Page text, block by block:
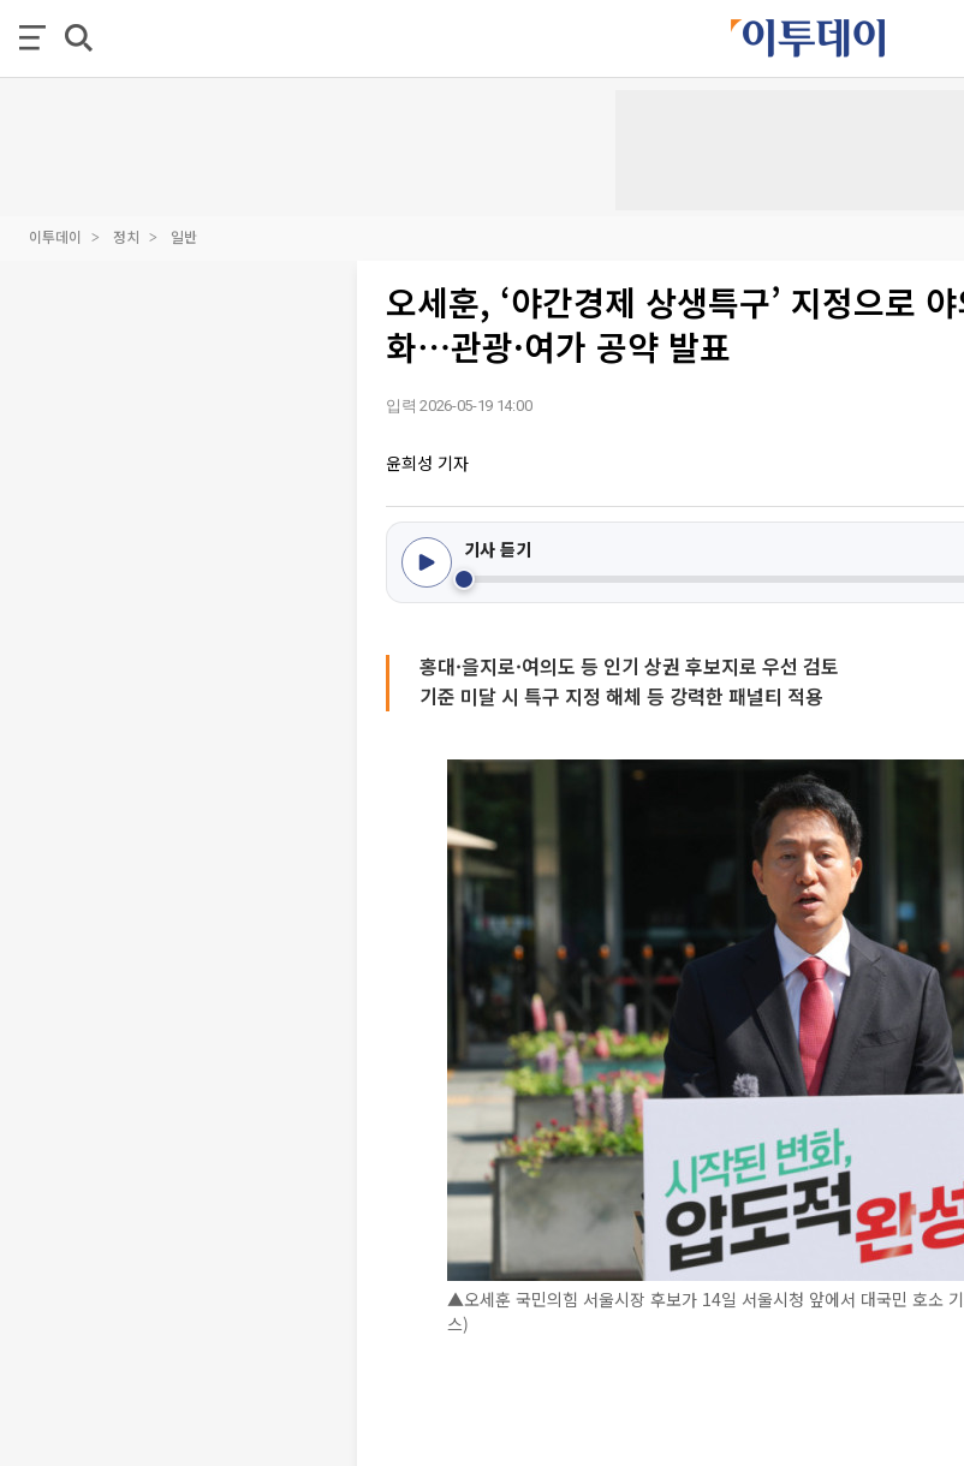
이투데이 정치 일반
오세훈, ‘야간경제 상생특구’ 지정으로
화⋯관광·여가 공약 발표
입력 2026-05-19 14:00
윤희성 기자
기사 듣기
홍대·을지로·여의도 등 인기 상권 후보지로 우선 검토
기준 미달 시 특구 지정 해체 등 강력한 패널티 적용
▲오세훈 국민의힘 서울시장 후보가 14일 서울시청 앞에서 대국민 호소
스)